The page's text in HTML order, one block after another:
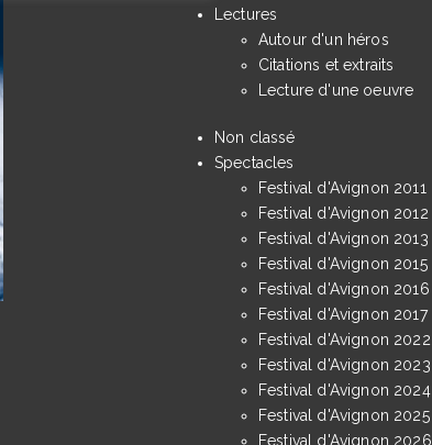
Lectures
Autour d'un héros
Citations et extraits
Lecture d'une oeuvre
Non classé
Spectacles
Festival d'Avignon 2011
Festival d'Avignon 2012
Festival d'Avignon 2013
Festival d'Avignon 2015
Festival d'Avignon 2016
Festival d'Avignon 2017
Festival d'Avignon 2022
Festival d'Avignon 2023
Festival d'Avignon 2024
Festival d'Avignon 2025
Festival d'Avignon 2026